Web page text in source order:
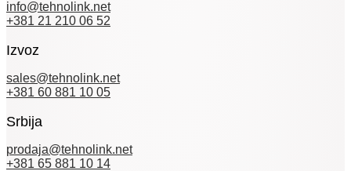
info@tehnolink.net
+381 21 210 06 52
Izvoz
sales@tehnolink.net
+381 60 881 10 05
Srbija
prodaja@tehnolink.net
+381 65 881 10 14